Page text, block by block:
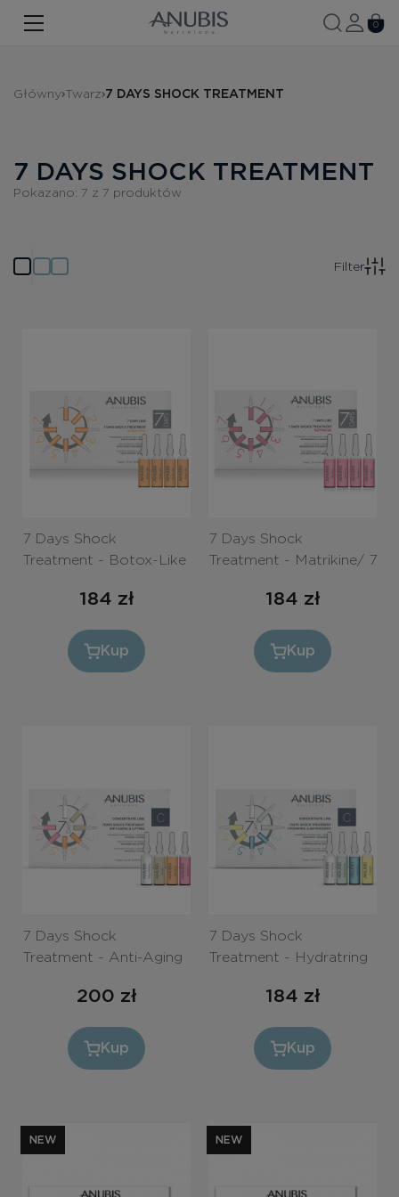
TWARZ
WŁOSY
SPF
Bezpłatne konsultacje
Zaloguj się/Rejestracja
0
Główny Twarz 7 DAYS SHOCK TREATMENT
7 DAYS SHOCK TREATMENT
Pokazano: 7 z 7 produktów
Filter
7 Days Shock
Treatment - Botox-Like
«Botox bez igły»
184 zł
Kup
7 Days Shock
Treatment - Matrikine/ 7
''Matryca184 zł
Kup
7 Days Shock
Treatment - Anti-Aging
terapia Anti-age i Lifting
200 zł
Kup
7 Days Shock
Treatment - Hydratring
SHOCK terapia
antyoksydacyjna
184 zł
Kup
NEW NEW